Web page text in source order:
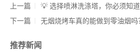
上一篇
💡 选择喷淋洗涤塔，你必须知道
下一篇
无烟烧烤车真的能做到零油烟吗
推荐新闻